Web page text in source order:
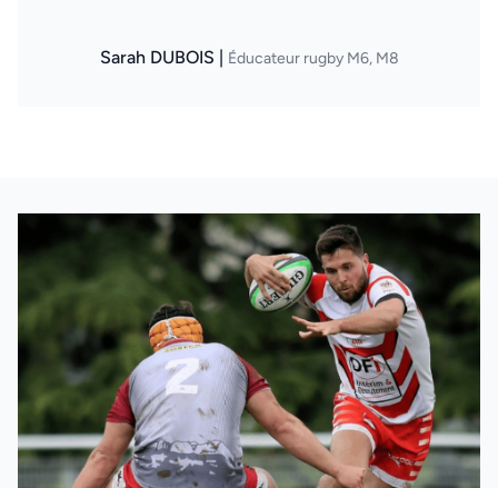
Sarah DUBOIS | Éducateur rugby M6, M8